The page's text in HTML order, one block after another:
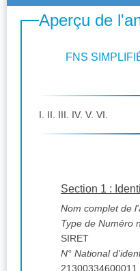
Aperçu de
FNS
I. II. III. IV. V. VI.
Section 1 :
Nom complet de
Type de Numéro
SIRET
N° National
21300334600011